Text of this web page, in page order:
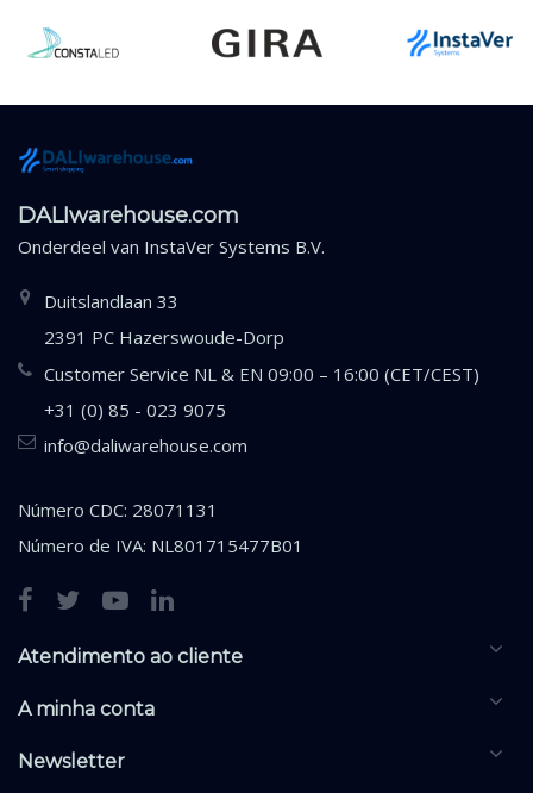
DALIwarehouse.com
Onderdeel van InstaVer Systems B.V.
Duitslandlaan 33
2391 PC Hazerswoude-Dorp
Customer Service NL & EN 09:00 – 16:00 (CET/CEST)
+31 (0) 85 - 023 9075
info@daliwarehouse.com
Número CDC: 28071131
Número de IVA: NL801715477B01
Atendimento ao cliente
A minha conta
Newsletter